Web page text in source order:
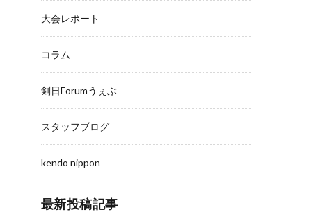
大会レポート
コラム
剣日Forumうぇぶ
スタッフブログ
kendo nippon
最新投稿記事